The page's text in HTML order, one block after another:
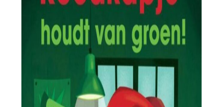
privacybeleid.